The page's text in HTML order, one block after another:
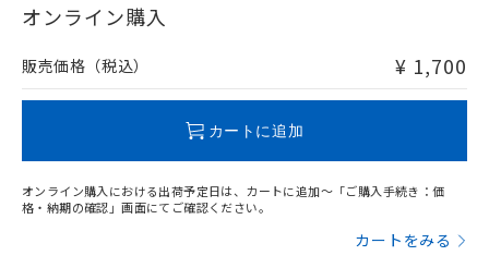
在庫等で未対応品が混在する可能性があります。
問い合わせください。
オンライン購入
販売価格（税込） ¥ 1,700
カートに追加
オンライン購入における出荷予定日は、カートに追加～「ご購入手続き：価
格・納期の確認」画面にてご確認ください。
カートをみる